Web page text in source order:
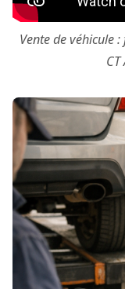
Vente de véhicule